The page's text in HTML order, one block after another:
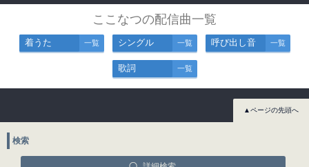
ここなつの配信曲一覧
着うた 一覧 シングル 一覧 呼び出し音 一覧
歌詞 一覧
▲ページの先頭へ
検索